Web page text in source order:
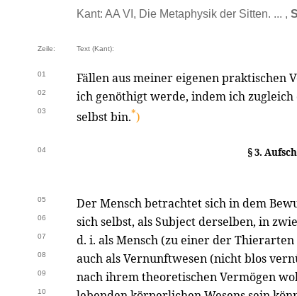
Kant: AA VI, Die Metaphysik der Sitten. ... ,
Zeile: Text (Kant):
01 Fällen aus meiner eigenen praktischen
02 ich genöthigt werde, indem ich
03 selbst bin.*)
04 § 3.
05 Der Mensch betrachtet sich in dem
06 sich selbst, als Subject derselben, in
07 d. i. als Mensch (zu einer der
08 auch als Vernunftwesen (nicht blos
09 nach ihrem theoretischen Vermögen
10